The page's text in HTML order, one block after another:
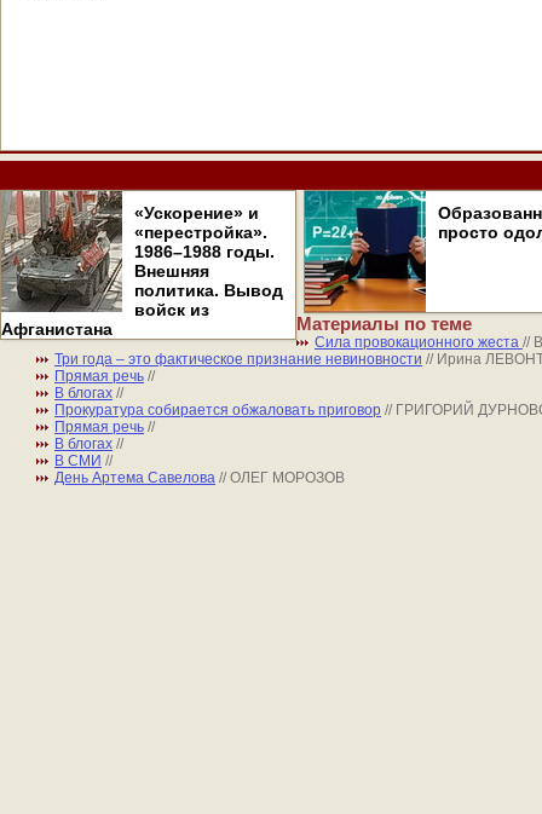
«Ускорение» и
«перестройка».
1986–1988 годы.
Внешняя
политика. Вывод
войск из
Афганистана
просто
Материалы по теме
Сила провокационного жеста //
Три года – это фактическое признание невиновности // Ирина
Прямая речь //
В блогах //
Прокуратура собирается обжаловать приговор // ГРИГОРИЙ
Прямая речь //
В блогах //
В СМИ //
День Артема Савелова // ОЛЕГ МОРОЗОВ